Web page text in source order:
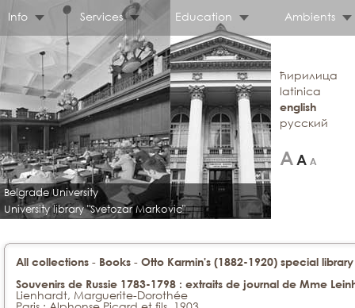
Info Services Education Ambients
Belgrade University
University library "Svetozar Markovic"
ћирилица
latinica
english
русский
All collections - Books - Otto Karmin's (1882-1920) special
Souvenirs de Russie 1783-1798 : extraits de journal de Mme
Lienhardt, Marguerite-Dorothée